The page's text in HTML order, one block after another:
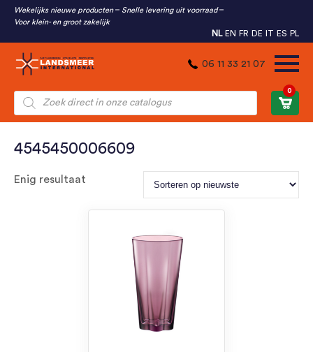
Wekelijks nieuwe producten
Snelle levering uit voorraad
Voor klein- en groot zakelijk
NL EN FR DE IT ES PL
06 11 33 21 07
Producten
zoeken
0
4545450006609
Enig resultaat